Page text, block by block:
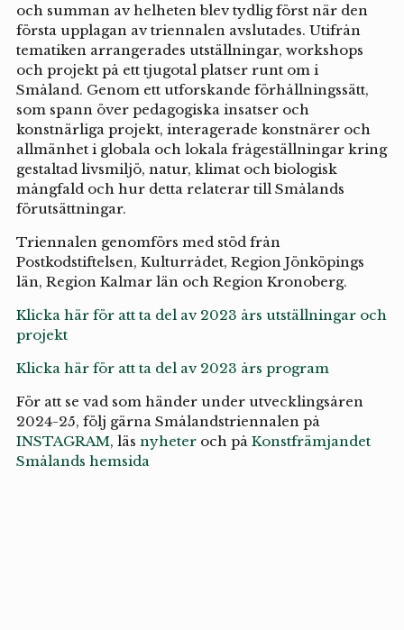
och summan av helheten blev tydlig först när den
första upplagan av triennalen avslutades. Utifrån
tematiken arrangerades utställningar, workshops
och projekt på ett tjugotal platser runt om i
Småland. Genom ett utforskande förhållningssätt,
som spann över pedagogiska insatser och
konstnärliga projekt, interagerade konstnärer och
allmänhet i globala och lokala frågeställningar kring
gestaltad livsmiljö, natur, klimat och biologisk
mångfald och hur detta relaterar till Smålands
förutsättningar.
Triennalen genomförs med stöd från
Postkodstiftelsen, Kulturrådet, Region Jönköpings
län, Region Kalmar län och Region Kronoberg.
Klicka här för att ta del av 2023 års utställningar och
projekt
Klicka här för att ta del av 2023 års program
För att se vad som händer under utvecklingsåren
2024-25, följ gärna Smålandstriennalen på
INSTAGRAM, läs nyheteroch på Konstfrämjandet
Smålands hemsida